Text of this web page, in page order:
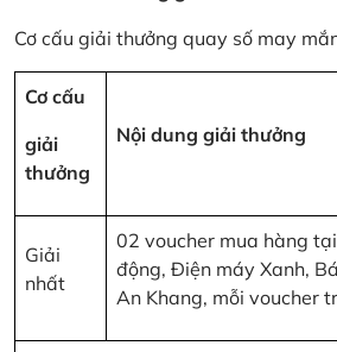
Cơ cấu giải thưởng quay số may
Cơ cấu
giải
thưởng
Nội dung giải thưởng
Giải
nhất
02 voucher mua hàng
động, Điện máy Xanh,
An Khang, mỗi voucher